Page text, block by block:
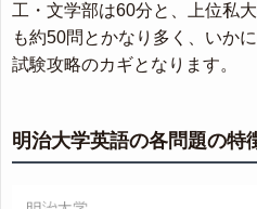
工・文学部は60分と、上位私
も約50問とかなり多く、いか
試験攻略のカギとなります。
明治大学英語の各問題の特